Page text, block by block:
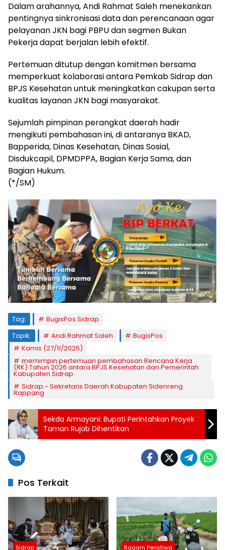
Dalam arahannya, Andi Rahmat Saleh menekankan
pentingnya sinkronisasi data dan perencanaan agar
pelayanan JKN bagi PBPU dan segmen Bukan
Pekerja dapat berjalan lebih efektif.
Pertemuan ditutup dengan komitmen bersama
memperkuat kolaborasi antara Pemkab Sidrap dan
BPJS Kesehatan untuk meningkatkan cakupan serta
kualitas layanan JKN bagi masyarakat.
Sejumlah pimpinan perangkat daerah hadir
mengikuti pembahasan ini, di antaranya BKAD,
Bapperida, Dinas Kesehatan, Dinas Sosial,
Disdukcapil, DPMDPPA, Bagian Kerja Sama, dan
Bagian Hukum.
(*/SM)
Tag:
BugisPos Sidrap
Topik:
Andi Rahmat Saleh
BugisPos
Kamis (27/11/2025)
memimpin pertemuan pembahasan Rencana Kerja
(RK) Tahun 2026 antara BPJS Kesehatan dan Pemerintah
Kabupaten Sidrap
Sidrap - Sekretaris Daerah Kabupaten Sidenreng
Rappang
Sekda Armayani: Bupati Perintahkan Proyek
Taman Rujab Dihentikan
Pos Terkait
Sidrap Ragam Peristiwa